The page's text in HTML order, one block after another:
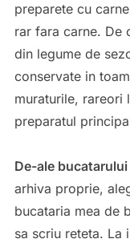
preparete cu
rar fara carne. De
din legume de
conservate in
muraturile, rareori
preparatul
De-ale
arhiva proprie,
bucataria mea de
sa scriu reteta. La